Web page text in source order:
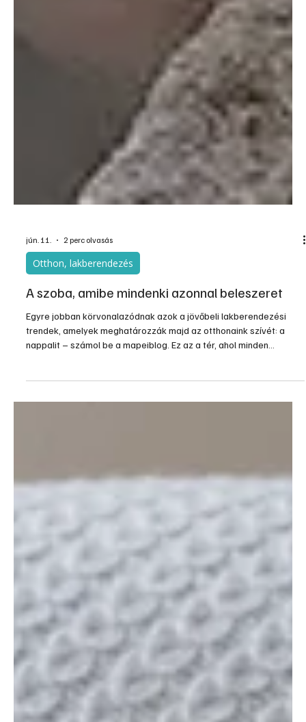
jún. 11. 2 perc olvasás
A szoba, amibe mindenki azonnal beleszeret
Egyre jobban körvonalazódnak azok a jövőbeli lakberendezési
trendek, amelyek meghatározzák majd az otthonaink szívét: a
nappalit – számol be a mapeiblog. Ez az a tér, ahol minden
összefonódik – a pihenés, a társasági élet, a családi pillanatok, és
egyre gyakrabban a munka is. A jól megtervezett nappali tehát ma
már nem pusztán egy helyiség a sok közül, hanem az otthonod
központi, karakteres eleme.